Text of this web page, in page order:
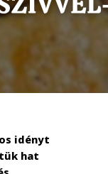
idényt
hat